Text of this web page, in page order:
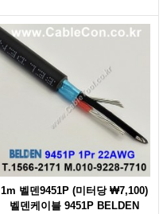
1m 벨덴9451P (미터당 ₩7,100)
벨덴케이블 9451P BELDEN